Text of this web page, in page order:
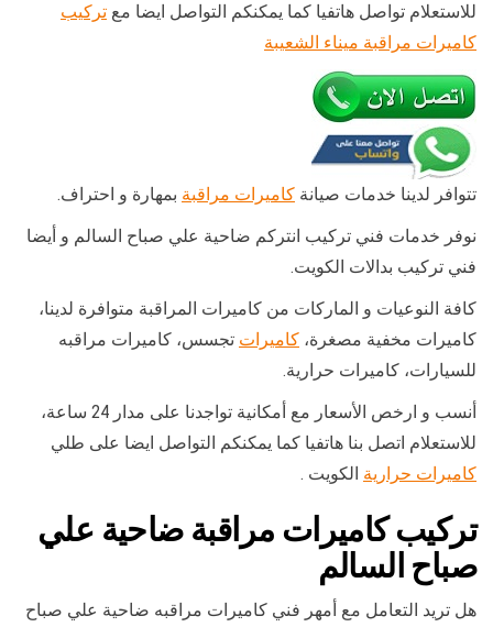
للاستعلام تواصل هاتفيا كما يمكنكم التواصل ايضا مع تركيب
كاميرات مراقبة ميناء الشعيبة
تتوافر لدينا خدمات صيانة كاميرات مراقبة بمهارة و احتراف.
نوفر خدمات فني تركيب انتركم ضاحية علي صباح السالم و أيضا
فني تركيب بدالات الكويت.
كافة النوعيات و الماركات من كاميرات المراقبة متوافرة لدينا،
كاميرات مخفية مصغرة، كاميرات تجسس، كاميرات مراقبه
للسيارات، كاميرات حرارية.
أنسب و ارخص الأسعار مع أمكانية تواجدنا على مدار 24 ساعة،
للاستعلام اتصل بنا هاتفيا كما يمكنكم التواصل ايضا على طلي
كاميرات حرارية الكويت .
تركيب كاميرات مراقبة ضاحية علي
صباح السالم
هل تريد التعامل مع أمهر فني كاميرات مراقبه ضاحية علي صباح